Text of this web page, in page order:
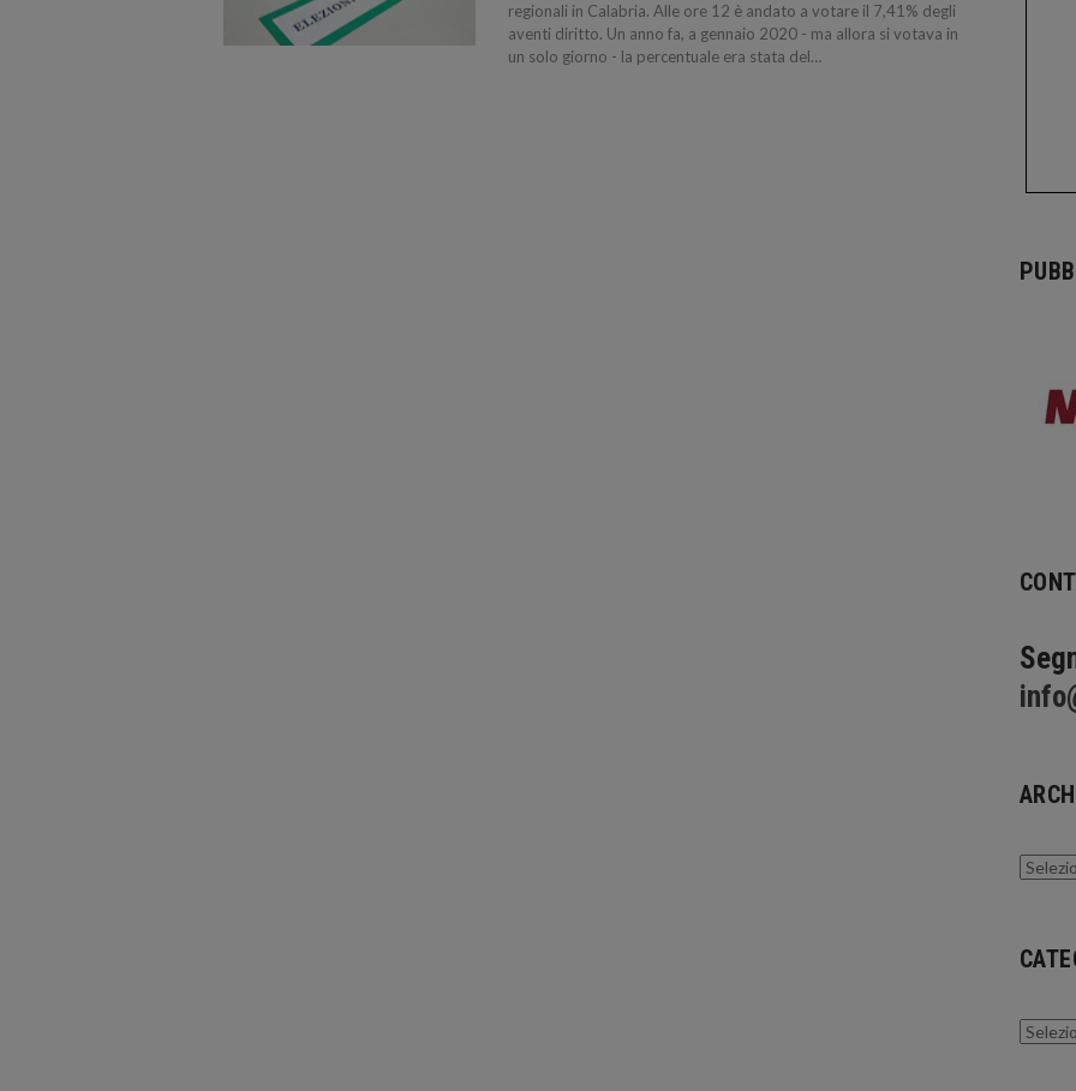
regionali in Calabria. Alle ore 12 è andato a votare il 7,41% degli
aventi diritto. Un anno fa, a gennaio 2020 - ma allora si votava in
un solo giorno - la percentuale era stata del…
Archivi